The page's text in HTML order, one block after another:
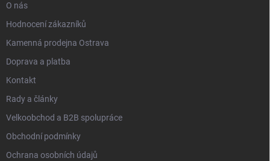
O nás
Hodnocení zákazníků
Kamenná prodejna Ostrava
Doprava a platba
Kontakt
Rady a články
Velkoobchod a B2B spolupráce
Obchodní podmínky
Ochrana osobních údajů